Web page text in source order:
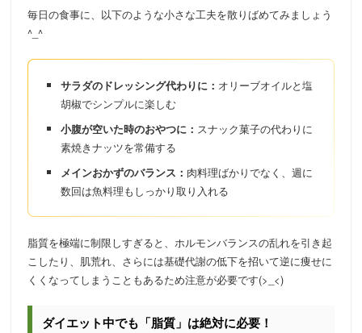
毎日の食事に、以下のような小さな工夫を散りばめてみましょう
^_^
サラダのドレッシング代わりに： オリーブオイルと塩
胡椒でシンプルに楽しむ
小腹が空いた時のおやつに： スナック菓子の代わりに
素焼きナッツを常備する
メインおかずのバランス： 肉料理ばかりでなく、週に
数回は魚料理もしっかり取り入れる
脂質を極端に制限しすぎると、ホルモンバランスの乱れを引き起
こしたり、肌荒れ、さらには基礎代謝の低下を招いて逆に痩せに
くくなってしまうこともあるため注意が必要です(>_<)
ダイエット中でも「脂質」は絶対に必要！